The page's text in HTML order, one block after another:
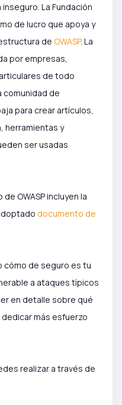
La Fundación
de lucro que apoya y
de OWASP. La
por empresas,
de todo
comunidad de
para crear artículos,
herramientas y
ser usadas
OWASP incluyen la
documento de
cómo de seguro es tu
a ataques típicos
en detalle sobre qué
más esfuerzo
realizar a través de